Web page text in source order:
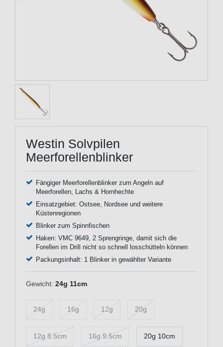
Westin Solvpilen
Meerforellenblinker
Fängiger Meerforellenblinker zum Angeln auf
Meerforellen, Lachs & Hornhechte
Einsatzgebiet: Ostsee, Nordsee und weitere
Küstenregionen
Blinker zum Spinnfischen
Haken: VMC 9649, 2 Sprengringe, damit sich die
Forellen im Drill nicht so schnell losschütteln können
Packungsinhalt: 1 Blinker in gewählter Variante
Gewicht: 24g 11cm
24g 16g 12g 20g
12g 8.5cm 16g 9.5cm 20g 10cm